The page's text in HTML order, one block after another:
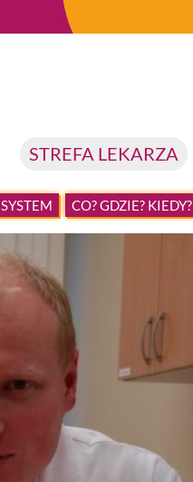
STREFA LEKARZA
SYSTEM CO? GDZIE? KIEDY?